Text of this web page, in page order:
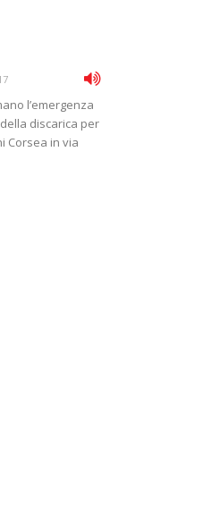
l’emergenza
discarica per
Corsea in via